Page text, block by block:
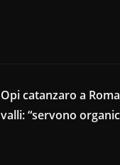
Opi catanzaro a
valli: “servono